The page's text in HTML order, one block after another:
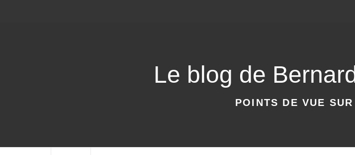
Le blog de
POINTS DE VUE